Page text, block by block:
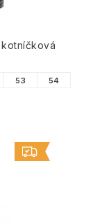
kotníčková
53 54